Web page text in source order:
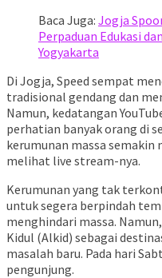
Baca Juga: Jogja
Perpaduan Edukasi
Yogyakarta
Di Jogja, Speed sempat
tradisional gendang dan
Namun, kedatangan
perhatian banyak orang di
kerumunan massa semakin
melihat live stream-nya.
Kerumunan yang tak
untuk segera berpindah
menghindari massa.
Kidul (Alkid) sebagai
masalah baru. Pada hari
pengunjung.